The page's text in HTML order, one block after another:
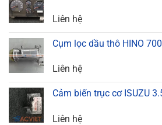
Liên hệ
Cụm lọc dầu thô HINO 700
Liên hệ
Cảm biến trục cơ ISUZU
Liên hệ